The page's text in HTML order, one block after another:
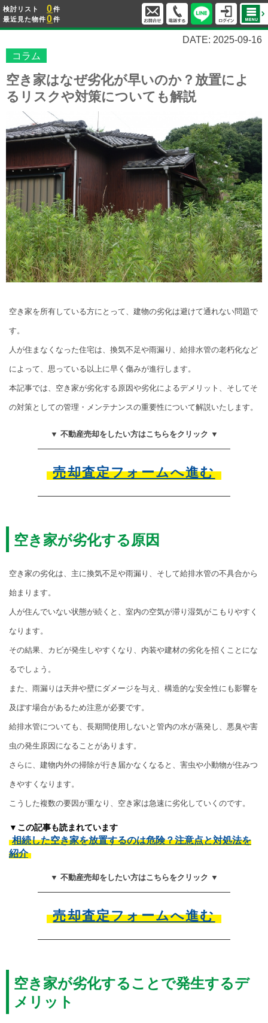
検討リスト 0件
最近見た物件0件
DATE: 2025-09-16
コラム
空き家はなぜ劣化が早いのか？放置によ
るリスクや対策についても解説
空き家を所有している方にとって、建物の劣化は避けて通れない問題で
す。
人が住まなくなった住宅は、換気不足や雨漏り、給排水管の老朽化など
によって、思っている以上に早く傷みが進行します。
本記事では、空き家が劣化する原因や劣化によるデメリット、そしてそ
の対策としての管理・メンテナンスの重要性について解説いたします。
▼ 不動産売却をしたい方はこちらをクリック ▼
売却査定フォームへ進む
空き家が劣化する原因
空き家の劣化は、主に換気不足や雨漏り、そして給排水管の不具合から
始まります。
人が住んでいない状態が続くと、室内の空気が滞り湿気がこもりやすく
なります。
その結果、カビが発生しやすくなり、内装や建材の劣化を招くことにな
るでしょう。
また、雨漏りは天井や壁にダメージを与え、構造的な安全性にも影響を
及ぼす場合があるため注意が必要です。
給排水管についても、長期間使用しないと管内の水が蒸発し、悪臭や害
虫の発生原因になることがあります。
さらに、建物内外の掃除が行き届かなくなると、害虫や小動物が住みつ
きやすくなります。
こうした複数の要因が重なり、空き家は急速に劣化していくのです。
▼この記事も読まれています
相続した空き家を放置するのは危険？注意点と対処法を
紹介
▼ 不動産売却をしたい方はこちらをクリック ▼
売却査定フォームへ進む
空き家が劣化することで発生するデ
メリット